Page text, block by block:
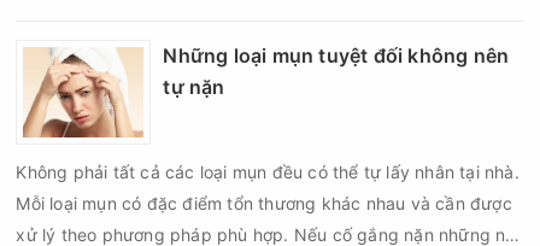
thâm sẹo. Vì vậy, bao lâu nên nặn mụn một lần là vấn đề được
nhiều người quan tâm khi xây dựng routine chăm sóc da. Tần
suất lấy nhân mụn không nên áp dụng giống nhau cho mọi
người mà cần dựa trên loại da, tình trạng mụn và khả năng
phục hồi của da.
Những loại mụn tuyệt đối không nên
tự nặn
Không phải tất cả các loại mụn đều có thể tự lấy nhân tại nhà.
Mỗi loại mụn có đặc điểm tổn thương khác nhau và cần được
xử lý theo phương pháp phù hợp. Nếu cố gắng nặn những nốt